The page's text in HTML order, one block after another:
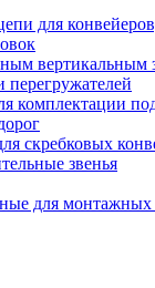
для
вертикальным
перегружателей
комплектации
скребковых
звенья
для монтажных